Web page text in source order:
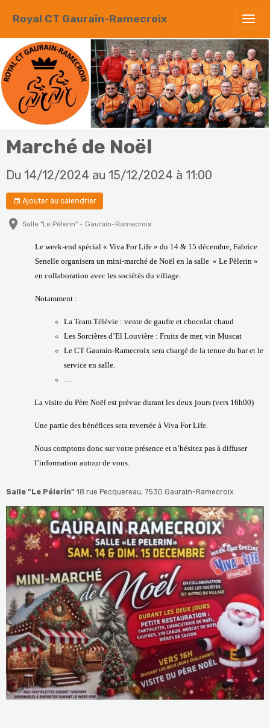
Royal CT Gaurain-Ramecroix
Marché de Noël
Du 14/12/2024 au 15/12/2024 à 11:00
Ajouter au calendrier
Salle "Le Pélerin" - Gaurain-Ramecroix
Le week-end spécial « Viva For Life » du 14 & 15 décembre, Fabrice
Senelle organisera un mini-marché de Noël en la salle « Le Pèlerin »
en collaboration avec les sociétés du village.
Notamment :
La Team Télévie : vente de gaufre et chocolat chaud
Les Sorcières d’El Louvière : Fruits de mer, vin Muscat
Le CT Gaurain-Ramecroix sera chargé de la tenue du bar et le
service en salle.
La visite du Père Noël est prévue durant les deux jours (vers 16h00)
Une partie des bénéfices sera reversée à Viva For Life.
Nous comptons donc sur votre présence et n’hésitez pas à diffuser
l’information autour de vous.
Salle "Le Pélerin" 18 rue Pecquereau, 7530 Gaurain-Ramecroix